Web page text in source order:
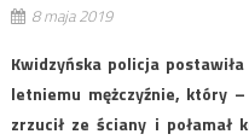
8 maja 2019
Kwidzyńska policja
letniemu mężczyźnie, który
zrzucił ze ściany i